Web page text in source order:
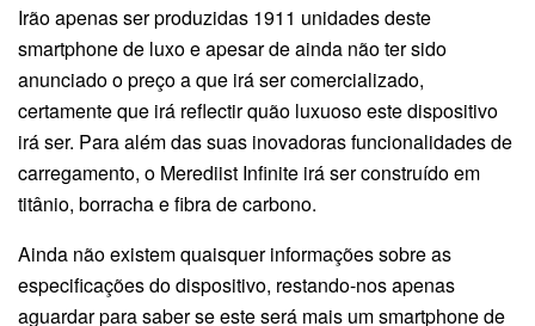
Irão apenas ser produzidas 1911 unidades deste
smartphone de luxo e apesar de ainda não ter sido
anunciado o preço a que irá ser comercializado,
certamente que irá reflectir quão luxuoso este dispositivo
irá ser. Para além das suas inovadoras funcionalidades de
carregamento, o Merediist Infinite irá ser construído em
titânio, borracha e fibra de carbono.
Ainda não existem quaisquer informações sobre as
especificações do dispositivo, restando-nos apenas
aguardar para saber se este será mais um smartphone de